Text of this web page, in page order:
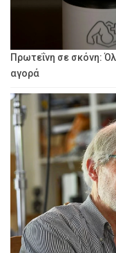
Πρωτεΐνη σε σκόνη:
αγορά